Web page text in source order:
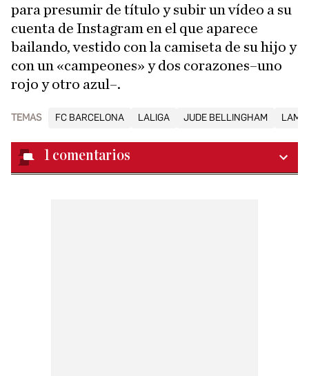
para presumir de título y subir un vídeo a su
cuenta de Instagram en el que aparece
bailando, vestido con la camiseta de su hijo y
con un «campeones» y dos corazones–uno
rojo y otro azul–.
TEMAS FC BARCELONA LALIGA JUDE BELLINGHAM
1 comentarios